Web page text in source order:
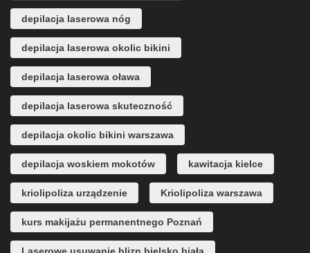
depilacja laserowa nóg
depilacja laserowa okolic bikini
depilacja laserowa oława
depilacja laserowa skuteczność
depilacja okolic bikini warszawa
depilacja woskiem mokotów kawitacja kielce
kriolipoliza urządzenie Kriolipoliza warszawa
kurs makijażu permanentnego Poznań